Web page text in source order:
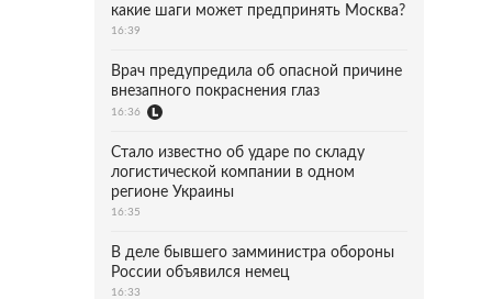
какие шаги может предпринять Москва?
16:39
Врач предупредила об опасной причине
внезапного покраснения глаз
16:36
Стало известно об ударе по складу
логистической компании в одном
регионе Украины
16:35
В деле бывшего замминистра обороны
России объявился немец
16:33